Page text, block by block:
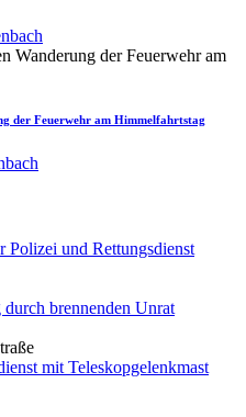
der Feuerwehr am Himmelfahrtstag
und Rettungsdienst
brennenden Unrat
mit Teleskopgelenkmast